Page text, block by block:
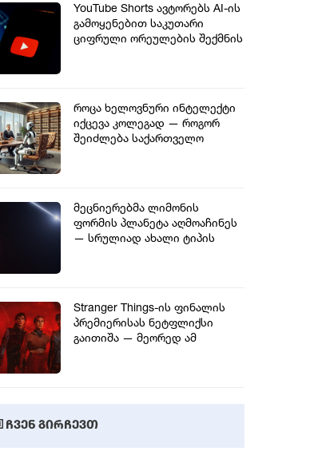
YouTube Shorts ავტორებს AI-ის
გამოყენებით საკუთარი
ციფრული ორეულების შექმნის
როცა ხელოვნური ინტელექტი
იქცევა კოლეგად — როგორ
შეიძლება საქართველო
მეცნიერებმა ლიმონის
ფორმის პლანეტა აღმოაჩინეს
— სრულიად ახალი ტიპის
Stranger Things-ის ფინალის
პრემიერისას ნეტფლიქსი
გაითიშა — მეორედ ამ
ჩვენ გირჩევთ